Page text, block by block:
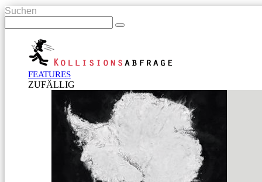
Suchen
FEATURES
ZUFÄLLIG